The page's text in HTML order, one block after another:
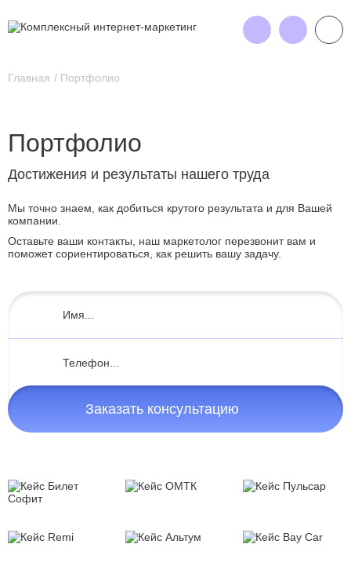
Главная Портфолио
Портфолио
Достижения и результаты нашего труда
Мы точно знаем, как добиться крутого результата и для Вашей
компании.
Оставьте ваши контакты, наш маркетолог перезвонит вам и
поможет сориентироваться, как решить вашу задачу.
Заказать консультацию